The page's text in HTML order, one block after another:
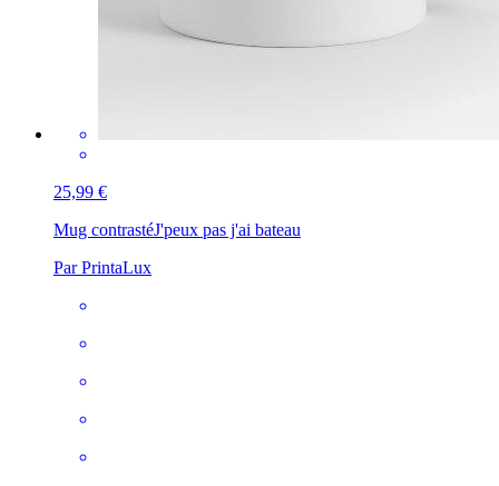
25,99 €
Mug contrastéJ'peux pas j'ai bateau
Par PrintaLux